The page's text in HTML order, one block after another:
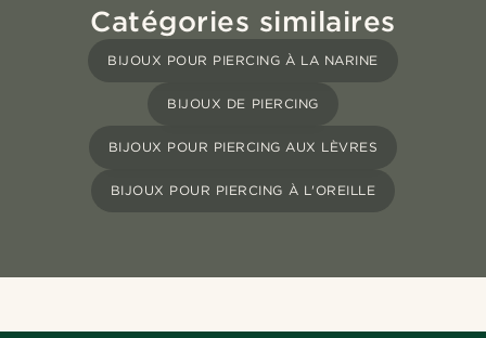
Catégories similaires
BIJOUX POUR PIERCING À LA NARINE
BIJOUX DE PIERCING
BIJOUX POUR PIERCING AUX LÈVRES
BIJOUX POUR PIERCING À L'OREILLE